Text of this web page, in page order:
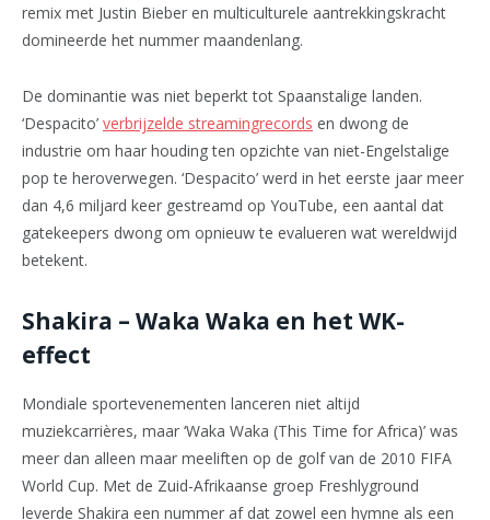
remix met Justin Bieber en multiculturele aantrekkingskracht
domineerde het nummer maandenlang.
De dominantie was niet beperkt tot Spaanstalige landen.
‘Despacito’ verbrijzelde streamingrecords en dwong de
industrie om haar houding ten opzichte van niet-Engelstalige
pop te heroverwegen. ‘Despacito’ werd in het eerste jaar meer
dan 4,6 miljard keer gestreamd op YouTube, een aantal dat
gatekeepers dwong om opnieuw te evalueren wat wereldwijd
betekent.
Shakira – Waka Waka en het WK-
effect
Mondiale sportevenementen lanceren niet altijd
muziekcarrières, maar ‘Waka Waka (This Time for Africa)’ was
meer dan alleen maar meeliften op de golf van de 2010 FIFA
World Cup. Met de Zuid-Afrikaanse groep Freshlyground
leverde Shakira een nummer af dat zowel een hymne als een